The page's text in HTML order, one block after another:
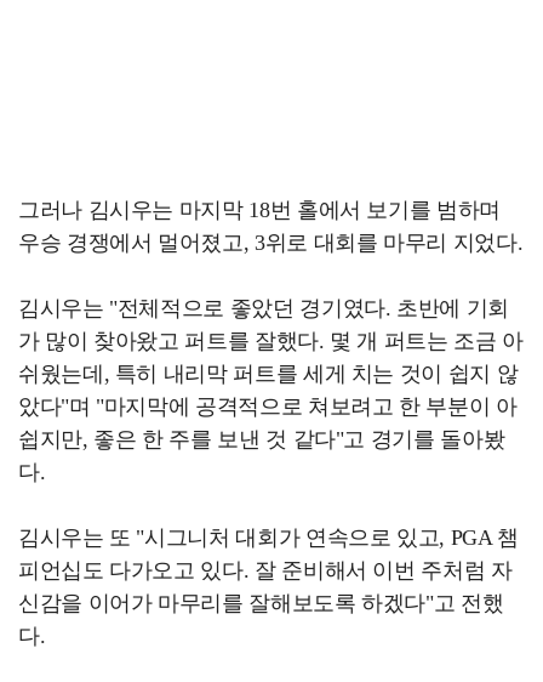
그러나 김시우는 마지막 18번 홀에서 보기를 범하며
우승 경쟁에서 멀어졌고, 3위로 대회를 마무리 지었다.
김시우는 "전체적으로 좋았던 경기였다. 초반에 기회
가 많이 찾아왔고 퍼트를 잘했다. 몇 개 퍼트는 조금 아
쉬웠는데, 특히 내리막 퍼트를 세게 치는 것이 쉽지 않
았다"며 "마지막에 공격적으로 쳐보려고 한 부분이 아
쉽지만, 좋은 한 주를 보낸 것 같다"고 경기를 돌아봤
다.
김시우는 또 "시그니처 대회가 연속으로 있고, PGA 챔
피언십도 다가오고 있다. 잘 준비해서 이번 주처럼 자
신감을 이어가 마무리를 잘해보도록 하겠다"고 전했
다.